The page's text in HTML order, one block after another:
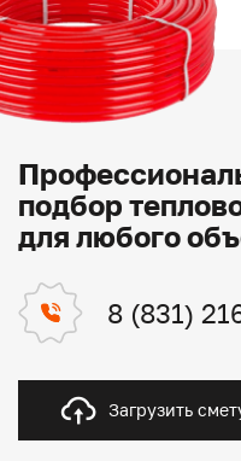
подбор
для любого
8 (831)
Загрузить